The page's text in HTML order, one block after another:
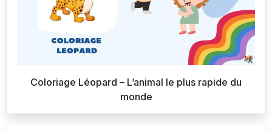
Coloriage Léopard – L’animal le plus rapide du
monde